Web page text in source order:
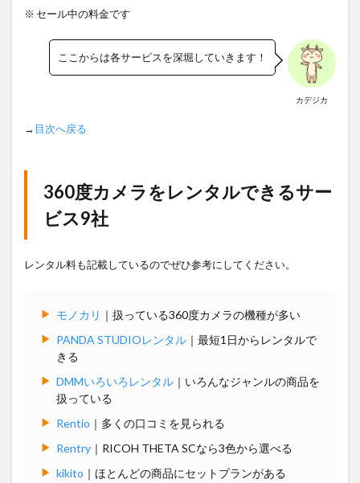
※ セール中の料金です
カデジカ
ここからは各サービスを深堀していきます！
→ 目次へ戻る
360度カメラをレンタルできるサー
ビス9社
レンタル料も記載しているのでぜひ参考にしてください。
モノカリ ｜扱っている360度カメラの機種が多い
PANDA STUDIOレンタル ｜最短1日からレンタルで
きる
DMMいろいろレンタル ｜いろんなジャンルの商品を
扱っている
Rentio ｜多くの口コミを見られる
Rentry ｜RICOH THETA SCなら3色から選べる
kikito ｜ほとんどの商品にセットプランがある